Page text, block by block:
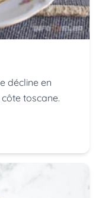
décline en
toscane.